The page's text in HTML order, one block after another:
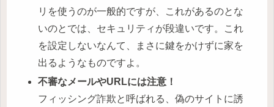
リを使うのが一般的ですが、これがあるのとな
いのとでは、セキュリティが段違いです。これ
を設定しないなんて、まさに鍵をかけずに家を
出るようなものですよ。
不審なメールやURLには注意！
フィッシング詐欺と呼ばれる、偽のサイトに誘